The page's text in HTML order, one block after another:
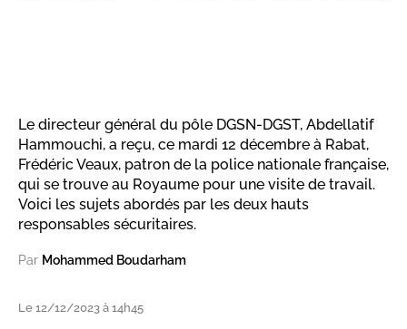
Le directeur général du pôle DGSN-DGST, Abdellatif
Hammouchi, a reçu, ce mardi 12 décembre à Rabat,
Frédéric Veaux, patron de la police nationale française,
qui se trouve au Royaume pour une visite de travail.
Voici les sujets abordés par les deux hauts
responsables sécuritaires.
Par Mohammed Boudarham
Le 12/12/2023 à 14h45